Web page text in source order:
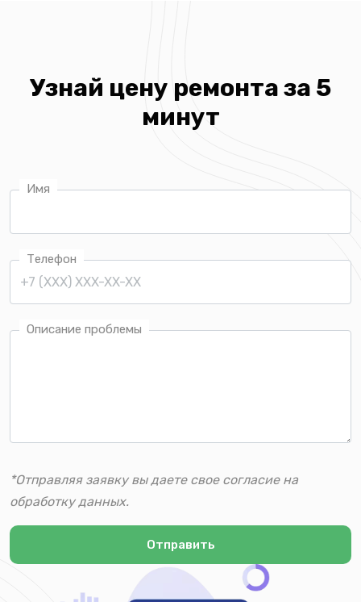
Узнай цену ремонта за 5
минут
Имя
Телефон
Описание проблемы
*Отправляя заявку вы даете свое согласие на
обработку данных.
Отправить